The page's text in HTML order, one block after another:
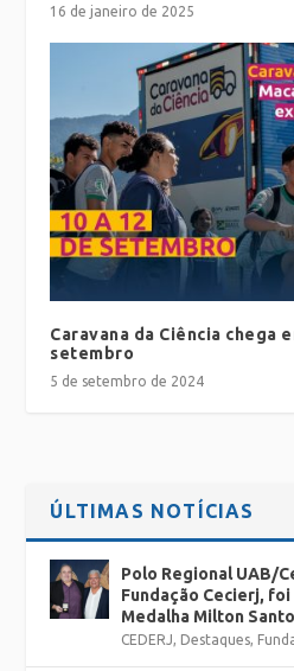
16 de janeiro de 2025
Caravana da Ciência chega
setembro
5 de setembro de 2024
ÚLTIMAS NOTÍCIAS
Polo Regional UAB/
Fundação Cecierj,
Medalha Milton
CEDERJ, Destaques,